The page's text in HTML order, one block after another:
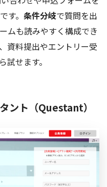
す。 条件分岐で質問を出
ムも読みやすく構成でき
資料提出やエントリー受
せます。
ント（Questant）